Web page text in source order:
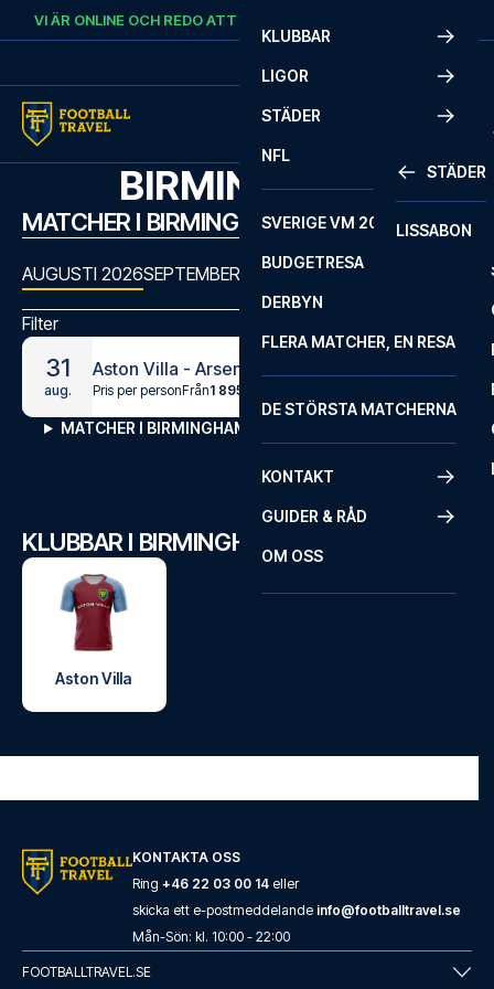
Skip to content
VI ÄR ONLINE OCH REDO ATT HJÄLPA DIG.
KLUBBAR
LIGOR
STÄDER
STÄDER
LISSABON
NFL
SVERIGE VM 2026
BUDGETRESA
DERBYN
FLERA MATCHER, EN RESA
DE STÖRSTA MATCHERNA
KONTAKT
GUIDER & RÅD
OM OSS
BIRMINGHAM
MATCHER I BIRMINGHAM
AUGUSTI 2026SEPTEMBER 2026OKTOBER 2026
Filter
31
aug.
Aston Villa - Arsenal
Pris per personFrån1 895 kr
MATCHER I BIRMINGHAM
KLUBBAR I BIRMINGHAM
Aston Villa
KONTAKTA OSS
Ring +46 22 03 00 14 eller
skicka ett e-postmeddelande info@footballtravel.se
Mån-Sön: kl. 10:00 - 22:00
FOOTBALLTRAVEL.SE